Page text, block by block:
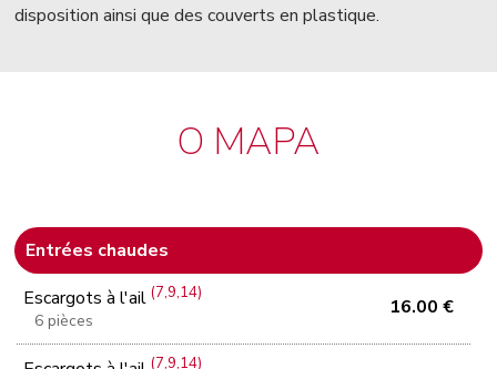
disposition ainsi que des couverts en plastique.
O MAPA
Entrées chaudes
Escargots à l'ail(7,9,14)
6 pièces
16.00 €
(7,9,14)